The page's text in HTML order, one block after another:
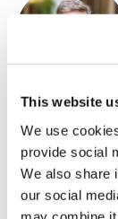
This website
We use
provide social
We also share
our social
Kontakt
E-post